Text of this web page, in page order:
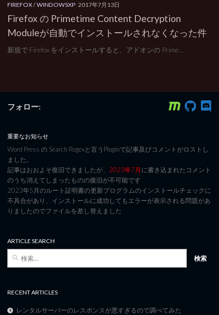
FIREFOX/WINDOWSXP 2017年7月13日
Firefox の Primetime Content Decryption
Moduleが自動でインストールされなくなった件
新規で Firefox をインストールすると、アドオンの Prime...
フォロー:
重要なお知らせ
Word Press の Search Regexと言うPluginで記事及びコメントがロストし
ました。
記事はおおよそ復旧できましたが、 2023年7月に書き込まれたコメント
のうち消えてしまったものの復旧が不可能です
2023年5月のルート証明書の更新プログラムのインストールチェックに
不具合があり、インストールに成功してもエラーが表示される問題があ
りましたのでファイルを差し替えました
ARTICLE SEARCH
検
RECENT ARTICLES
レンタルサーバーのレスポンスが悪すぎるので調べてみた